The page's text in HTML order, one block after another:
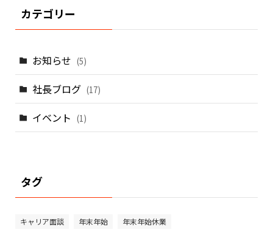
カテゴリー
お知らせ (5)
社長ブログ (17)
イベント (1)
タグ
キャリア面談 年末年始 年末年始休業